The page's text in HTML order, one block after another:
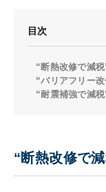
目次
“断熱改修で減税
“バリアフリー
“耐震補強で減税
“断熱改修で